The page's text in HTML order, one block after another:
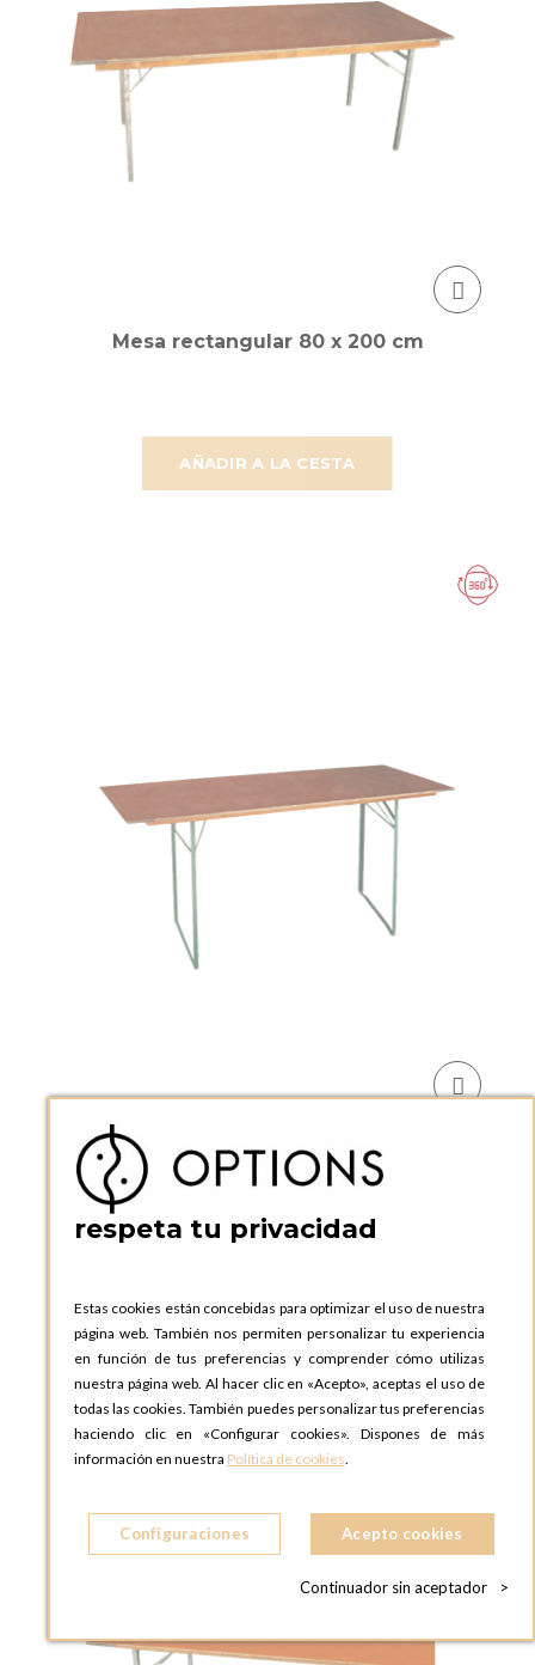
AÑADIR A LA CESTA
Mesa rectangular 80 x 200 cm
Mesa rectangular 80 x 220 cm.
respeta tu privacidad
Estas cookies están concebidas para optimizar el uso de nuestra
página web. También nos permiten personalizar tu experiencia
en función de tus preferencias y comprender cómo utilizas
nuestra página web. Al hacer clic en «Acepto», aceptas el uso de
todas las cookies. También puedes personalizar tus preferencias
haciendo clic en «Configurar cookies». Dispones de más
información en nuestra Política de cookies.
Configuraciones Acepto cookies
Continuador sin aceptador >